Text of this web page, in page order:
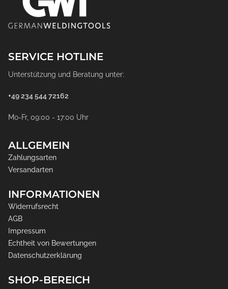
SERVICE HOTLINE
Unterstützung und Beratung unter:
+49 234 544 72162
Mo-Fr, 09:00 - 17:00 Uhr
ALLGEMEIN
Zahlungsarten
Versandarten
INFORMATIONEN
Widerrufsrecht
AGB
Impressum
Echtheit von Bewertungen
Datenschutzerklärung
SHOP-BEREICH